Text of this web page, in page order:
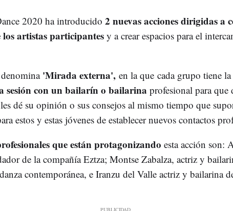
2020 ha introducido 2 nuevas acciones dirigidas a
artistas participantesy a crear espacios para el
'Mirada externa', en la que cada grupo tiene
sesión con un bailarín o bailarina profesional para que
dé su opinión o sus consejos al mismo tiempo que
estos y estas jóvenes de establecer nuevos contactos
que están protagonizando esta acción son:
de la compañía Eztza; Montse Zabalza, actriz y
contemporánea, e Iranzu del Valle actriz y bailarina